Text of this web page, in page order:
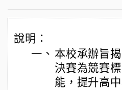
說明：
一、 本校承辦旨
決賽為競賽
能，提升高